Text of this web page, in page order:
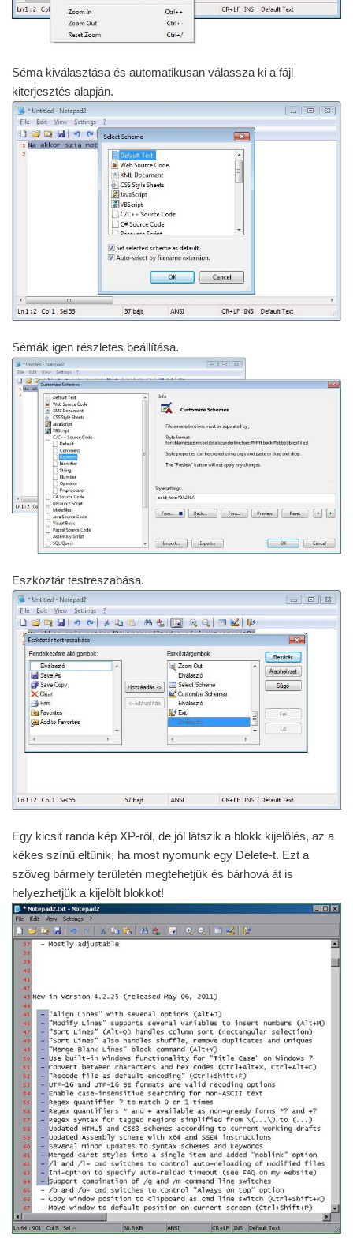
Séma kiválasztása és automatikusan válassza ki a fájl
kiterjesztés alapján.
Sémák igen részletes beállítása.
Eszköztár testreszabása.
Egy kicsit randa kép XP-ről, de jól látszik a blokk kijelölés, az a
kékes színű eltűnik, ha most nyomunk egy Delete-t. Ezt a
szöveg bármely területén megtehetjük és bárhová át is
helyezhetjük a kijelölt blokkot!